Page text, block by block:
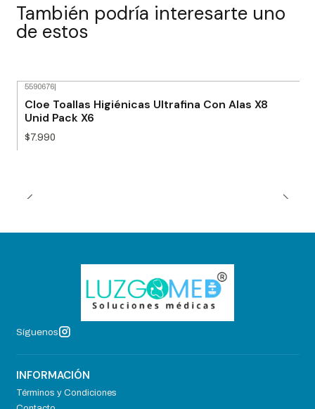
También podría interesarte uno
de estos
5590676|
Cloe Toallas Higiénicas Ultrafina Con Alas X8
Unid Pack X6
$7.990
Síguenos
INFORMACIÓN
Términos y Condiciones